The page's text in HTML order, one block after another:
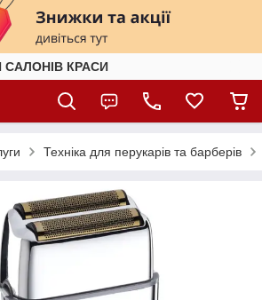
САЛОНІВ КРАСИ
Техніка для перукарів та барберів